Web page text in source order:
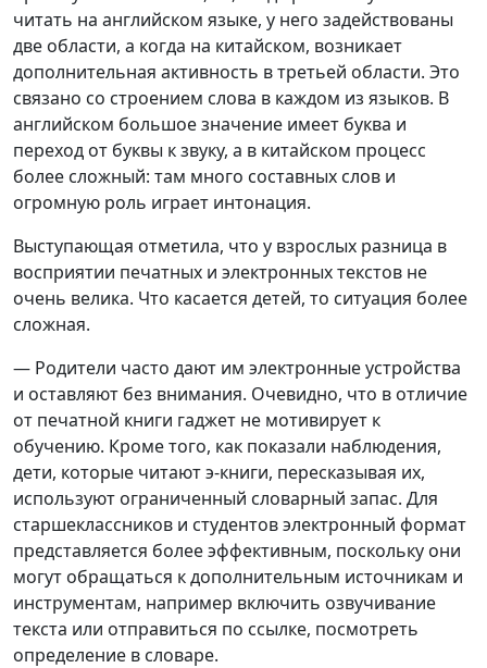
читать на английском языке, у него задействованы
две области, а когда на китайском, возникает
дополнительная активность в третьей области. Это
связано со строением слова в каждом из языков. В
английском большое значение имеет буква и
переход от буквы к звуку, а в китайском процесс
более сложный: там много составных слов и
огромную роль играет интонация.
Выступающая отметила, что у взрослых разница в
восприятии печатных и электронных текстов не
очень велика. Что касается детей, то ситуация более
сложная.
— Родители часто дают им электронные устройства
и оставляют без внимания. Очевидно, что в отличие
от печатной книги гаджет не мотивирует к
обучению. Кроме того, как показали наблюдения,
дети, которые читают э-книги, пересказывая их,
используют ограниченный словарный запас. Для
старшеклассников и студентов электронный формат
представляется более эффективным, поскольку они
могут обращаться к дополнительным источникам и
инструментам, например включить озвучивание
текста или отправиться по ссылке, посмотреть
определение в словаре.